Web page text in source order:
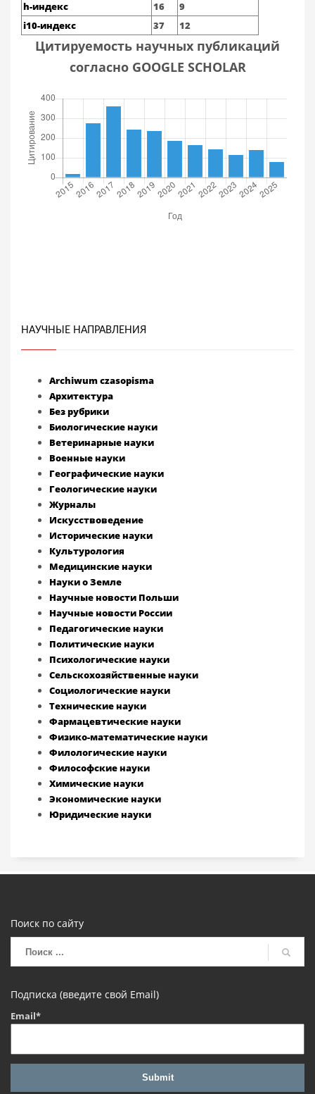
h-индекс 16
9
i10-индекс
37 12
Цитируемость научных публикаций
согласно GOOGLE SCHOLAR
НАУЧНЫЕ НАПРАВЛЕНИЯ
Archiwum czasopisma
Архитектура
Без рубрики
Биологические науки
Ветеринарные науки
Военные науки
Географические науки
Геологические науки
Журналы
Искусствоведение
Исторические науки
Культурология
Медицинские науки
Науки о Земле
Научные новости Польши
Научные новости России
Педагогические науки
Политические науки
Психологические науки
Сельскохозяйственные науки
Социологические науки
Технические науки
Фармацевтические науки
Физико-математические науки
Филологические науки
Философские науки
Химические науки
Экономические науки
Юридические науки
Поиск по сайту
Подписка (введите свой Email)
Email*